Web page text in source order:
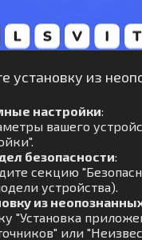
установку из
настройки:
вашего
безопасности:
секцию
устройства).
из
"Установка
или